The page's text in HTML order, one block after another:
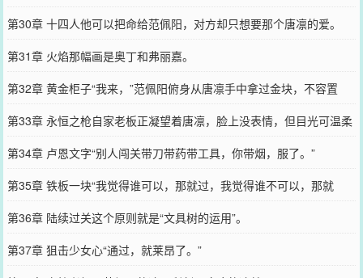
第30章 十四人他可以把命给范佩阳，对方却只想要那个唐凛的爱。
第31章 火焰那幅画是奥丁和弗丽嘉。
第32章 黄金柜子“我来，”范佩阳俯身从唐凛手中拿过金块，不容置
疑，“你退后。”
第33章 永恒之枪自家老板正凝望着唐凛，脸上没表情，但目光可温柔
可骄傲了。
第34章 卢恩文字“别人闯关带刀带药带工具，你带烟，服了。”
第35章 铁板一块“我觉得谁可以，那就过，我觉得谁不可以，那就
死。”
第36章 陆续过关这个原则就是“文具树的运用”。
第37章 狙击少女心“通过，就莱昂了。”